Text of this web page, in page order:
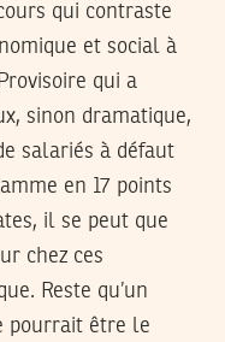
qui contraste
et social à
qui a
sinon dramatique,
salariés à défaut
en 17 points
il se peut que
chez ces
Reste qu’un
pourrait être le